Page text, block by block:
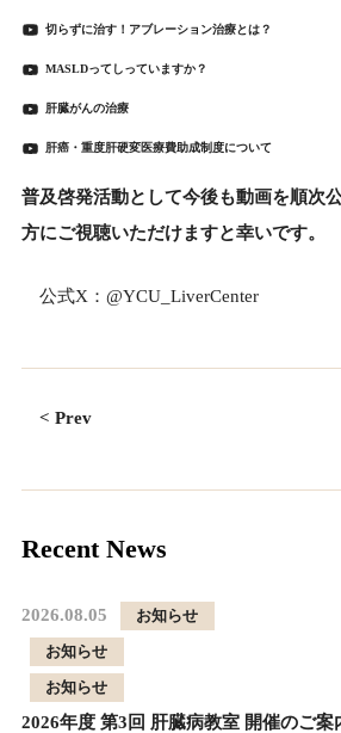
切らずに治す！アブレーション治療とは？
MASLDってしっていますか？
肝臓がんの治療
肝癌・重度肝硬変医療費助成制度について
普及啓発活動として今後も動画を順次
方にご視聴いただけますと幸いです。
公式X：@YCU_LiverCenter
< Prev
Recent News
2026.08.05
お知らせ
お知らせ
お知らせ
2026年度 第3回 肝臓病教室 開催のご案